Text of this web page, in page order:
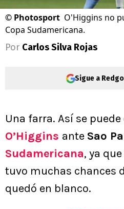
© Photosport O'Higgins no
Copa Sudamericana.
Por Carlos Silva Rojas
Sigue a
Una farra. Así se
O’Higgins ante Sao
Sudamericana, ya
tuvo muchas chances
quedó en blanco.